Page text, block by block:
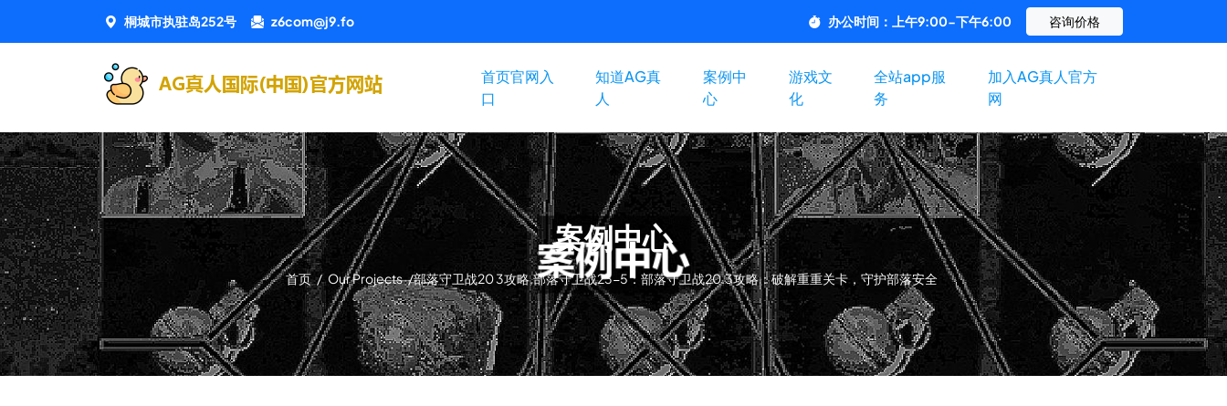
桐城市执驻岛252号 z6com@j9.fo 办公时间：上午9:00-下午6:00 咨询价格
首页官网入
口
知道AG真
人
案例中
心
游戏文
化
全站app服
务
加入AG真人官方
网
案例中心
首页 / Our Projects /部落守卫战20 3攻略,部落守卫战23-5：部落守卫战20.3攻略：破解重重关卡，守护部落安全